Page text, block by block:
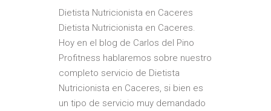
Dietista Nutricionista en Caceres
Dietista Nutricionista en Caceres.
Hoy en el blog de Carlos del Pino
Profitness hablaremos sobre nuestro
completo servicio de Dietista
Nutricionista en Caceres, si bien es
un tipo de servicio muy demandado